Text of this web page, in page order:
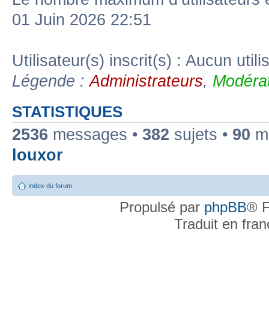
01 Juin 2026 22:51
Utilisateur(s) inscrit(s) : Aucun
Légende :Administrateurs,
STATISTIQUES
2536 messages • 382 sujets • 90
louxor
Index du forum
Propulsé par phpBB®
Traduit en